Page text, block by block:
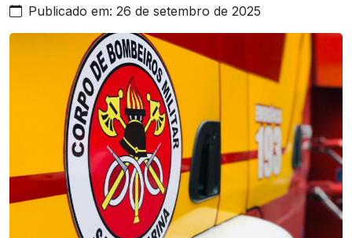
Publicado em: 26 de setembro de 2025